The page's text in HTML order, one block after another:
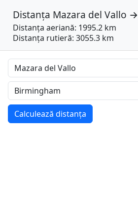
Distanța Mazara del Vallo →
Distanța aeriană: 1995.2 km
Distanța rutieră: 3055.3 km
Calculează distanța